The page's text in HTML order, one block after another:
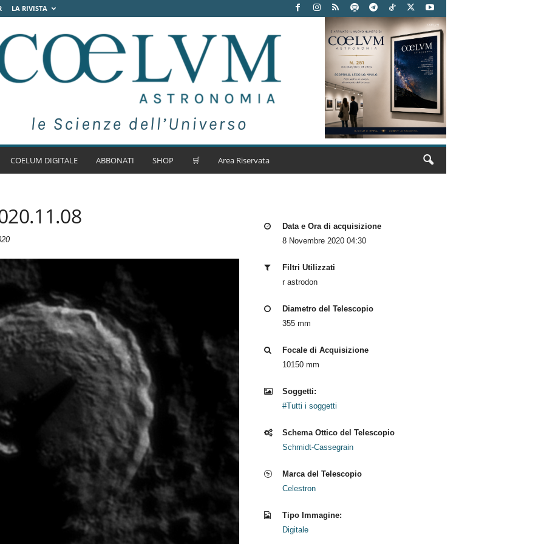
LA RIVISTA
COELUM DIGITALE ABBONATI SHOP 🛒 Area Riservata
Data e Ora di acquisizione
8 Novembre 2020 04:30
Filtri Utilizzati
r astrodon
Diametro del Telescopio
355 mm
Focale di Acquisizione
10150 mm
Soggetti:
#Tutti i soggetti
Schema Ottico del Telescopio
Schmidt-Cassegrain
Marca del Telescopio
Celestron
Tipo Immagine:
Digitale